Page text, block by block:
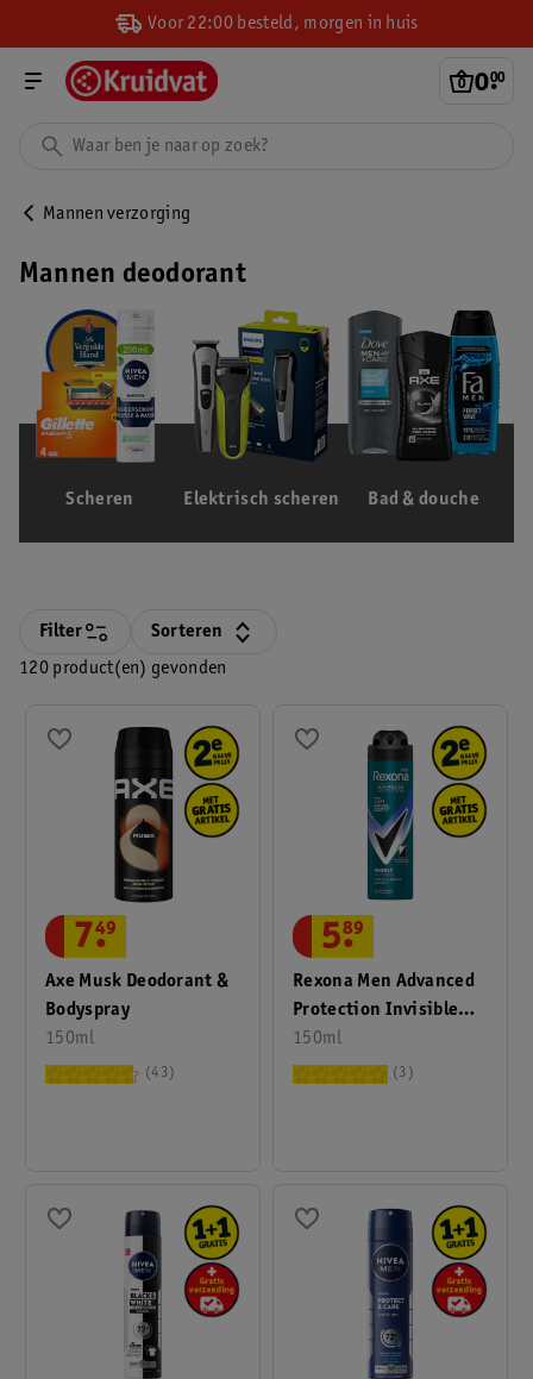
Voor 22:00 besteld, morgen in huis
0.
00
Mannen verzorging
Mannen deodorant
Scheren Elektrisch scheren Bad & douche
120 product(en) gevonden
Filter Sorteren
Axe Musk Deodorant &
Bodyspray
150ml
7.
49
43
Rexona Men Advanced
Protection Invisible
Ice Antitranspirant
Spray
150ml
5.
89
3